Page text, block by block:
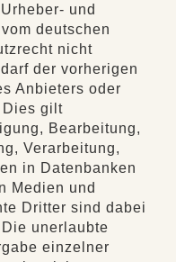
und
deutschen
nicht
der vorherigen
Anbieters oder
Dies gilt
Bearbeitung,
Verarbeitung,
in Datenbanken
Medien und
Dritter sind dabei
unerlaubte
einzelner